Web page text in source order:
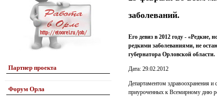
Партнер проекта
Форум Орла
заболеваний.
Его девиз в 2012 году -
редкими заболеваниями, не
губернатора Орловской области.
Дата: 29.02.2012
Департаментом здравоохранения и
приуроченных к Всемирному дню